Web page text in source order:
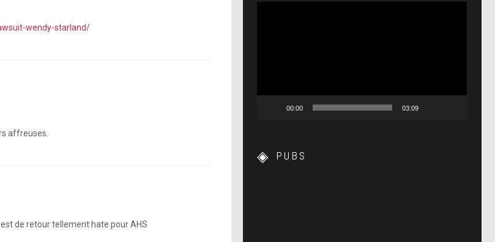
wendy-starland/
affreuses.
est de retour tellement hate pour AHS
00:00 03:09
PUBS